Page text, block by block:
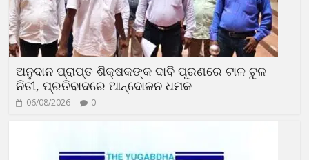
ଅନୁଦାନ ପ୍ରାପ୍ତ ଶିକ୍ଷକଙ୍କ ଦାବି ପୂରଣରେ ଟାଳ ଟୁଳ
ନିତୀ, ପ୍ରତିବାଦରେ ଆନ୍ଦୋଳନ ଧମକ
06/08/2026 0